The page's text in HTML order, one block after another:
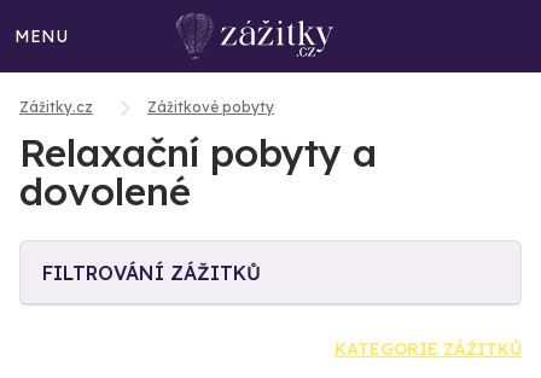
MENU
Zážitky.cz Zážitkové pobyty
Relaxační pobyty a
dovolené
FILTROVÁNÍ ZÁŽITKŮ
KATEGORIE ZÁŽITKŮ